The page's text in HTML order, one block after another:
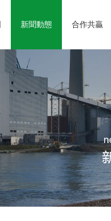
新聞動態 合作共贏